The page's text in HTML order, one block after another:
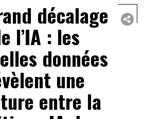
décalage
l’IA : les
données
une
entre la